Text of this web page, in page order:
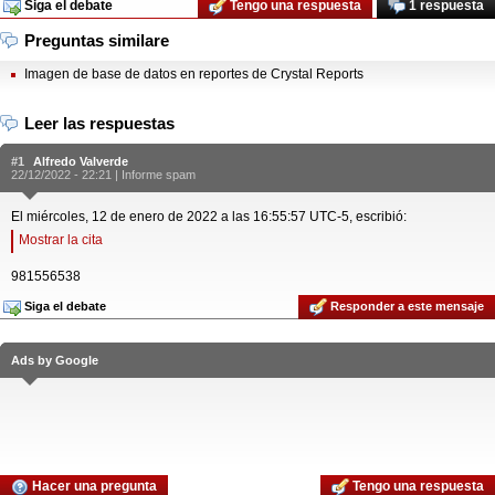
Siga el debate 1 respuesta
Tengo una respuesta
Preguntas similare
Imagen de base de datos en reportes de Crystal Reports
Leer las respuestas
#1
Alfredo Valverde
22/12/2022 - 22:21 | Informe spam
El miércoles, 12 de enero de 2022 a las 16:55:57 UTC-5, escribió:
Mostrar la cita
981556538
Siga el debate Responder a este mensaje
Ads by Google
Hacer una pregunta Tengo una respuesta